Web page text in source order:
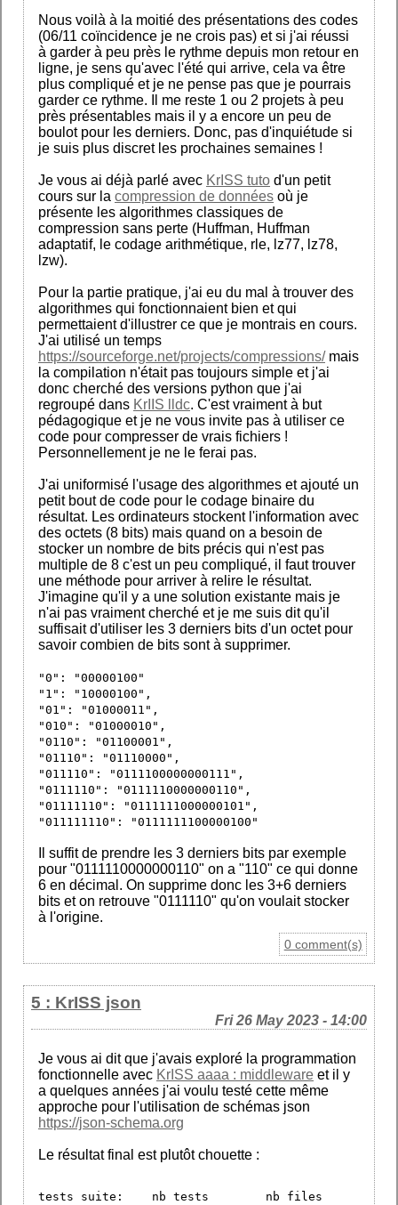
Nous voilà à la moitié des présentations des codes
(06/11 coïncidence je ne crois pas) et si j'ai réussi
à garder à peu près le rythme depuis mon retour en
ligne, je sens qu'avec l'été qui arrive, cela va être
plus compliqué et je ne pense pas que je pourrais
garder ce rythme. Il me reste 1 ou 2 projets à peu
près présentables mais il y a encore un peu de
boulot pour les derniers. Donc, pas d'inquiétude si
je suis plus discret les prochaines semaines !
Je vous ai déjà parlé avec KrISS tuto d'un petit
cours sur la compression de données où je
présente les algorithmes classiques de
compression sans perte (Huffman, Huffman
adaptatif, le codage arithmétique, rle, lz77, lz78,
lzw).
Pour la partie pratique, j'ai eu du mal à trouver des
algorithmes qui fonctionnaient bien et qui
permettaient d'illustrer ce que je montrais en cours.
J'ai utilisé un temps
https://sourceforge.net/projects/compressions/mais
la compilation n'était pas toujours simple et j'ai
donc cherché des versions python que j'ai
regroupé dans KrIIS lldc. C'est vraiment à but
pédagogique et je ne vous invite pas à utiliser ce
code pour compresser de vrais fichiers !
Personnellement je ne le ferai pas.
J'ai uniformisé l'usage des algorithmes et ajouté un
petit bout de code pour le codage binaire du
résultat. Les ordinateurs stockent l'information avec
des octets (8 bits) mais quand on a besoin de
stocker un nombre de bits précis qui n'est pas
multiple de 8 c'est un peu compliqué, il faut trouver
une méthode pour arriver à relire le résultat.
J'imagine qu'il y a une solution existante mais je
n'ai pas vraiment cherché et je me suis dit qu'il
suffisait d'utiliser les 3 derniers bits d'un octet pour
savoir combien de bits sont à supprimer.
"0": "00000100"
"1": "10000100",
"01": "01000011",
"010": "01000010",
"0110": "01100001",
"01110": "01110000",
"011110": "0111100000000111",
"0111110": "0111110000000110",
"01111110": "0111111000000101",
"011111110": "0111111100000100"
Il suffit de prendre les 3 derniers bits par exemple
pour "0111110000000110" on a "110" ce qui donne
6 en décimal. On supprime donc les 3+6 derniers
bits et on retrouve "0111110" qu'on voulait stocker
à l'origine.
0 comment(s)
5 : KrISS json
Fri 26 May 2023 - 14:00
Je vous ai dit que j'avais exploré la programmation
fonctionnelle avec KrISS aaaa : middleware et il y
a quelques années j'ai voulu testé cette même
approche pour l'utilisation de schémas json
https://json-schema.org
Le résultat final est plutôt chouette :
tests suite:	nb tests	nb files